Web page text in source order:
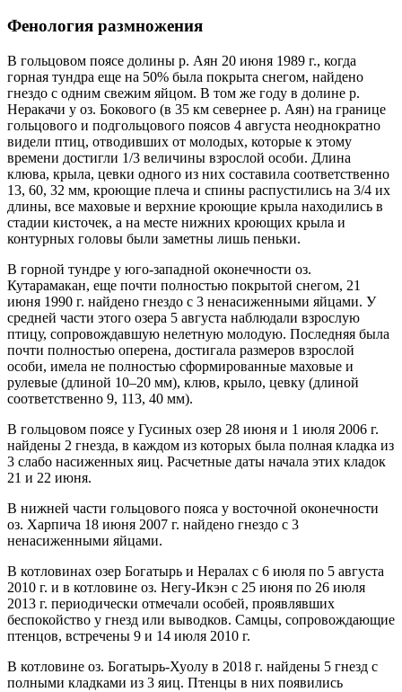
Фенология размножения
В гольцовом поясе долины р. Аян 20 июня 1989 г., когда
горная тундра еще на 50% была покрыта снегом, найдено
гнездо с одним свежим яйцом. В том же году в долине р.
Неракачи у оз. Бокового (в 35 км севернее р. Аян) на границе
гольцового и подгольцового поясов 4 августа неоднократно
видели птиц, отводивших от молодых, которые к этому
времени достигли 1/3 величины взрослой особи. Длина
клюва, крыла, цевки одного из них составила соответственно
13, 60, 32 мм, кроющие плеча и спины распустились на 3/4 их
длины, все маховые и верхние кроющие крыла находились в
стадии кисточек, а на месте нижних кроющих крыла и
контурных головы были заметны лишь пеньки.
В горной тундре у юго-западной оконечности оз.
Кутарамакан, еще почти полностью покрытой снегом, 21
июня 1990 г. найдено гнездо с 3 ненасиженными яйцами. У
средней части этого озера 5 августа наблюдали взрослую
птицу, сопровождавшую нелетную молодую. Последняя была
почти полностью оперена, достигала размеров взрослой
особи, имела не полностью сформированные маховые и
рулевые (длиной 10–20 мм), клюв, крыло, цевку (длиной
соответственно 9, 113, 40 мм).
В гольцовом поясе у Гусиных озер 28 июня и 1 июля 2006 г.
найдены 2 гнезда, в каждом из которых была полная кладка из
3 слабо насиженных яиц. Расчетные даты начала этих кладок
21 и 22 июня.
В нижней части гольцового пояса у восточной оконечности
оз. Харпича 18 июня 2007 г. найдено гнездо с 3
ненасиженными яйцами.
В котловинах озер Богатырь и Нералах с 6 июля по 5 августа
2010 г. и в котловине оз. Негу-Икэн с 25 июня по 26 июля
2013 г. периодически отмечали особей, проявлявших
беспокойство у гнезд или выводков. Самцы, сопровождающие
птенцов, встречены 9 и 14 июля 2010 г.
В котловине оз. Богатырь-Хуолу в 2018 г. найдены 5 гнезд с
полными кладками из 3 яиц. Птенцы в них появились